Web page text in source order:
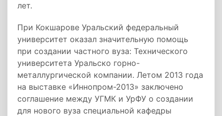
лет.
При Кокшарове Уральский федеральный
университет оказал значительную помощь
при создании частного вуза: Технического
университета Уральско горно-
металлургической компании. Летом 2013 года
на выставке «Иннопром-2013» заключено
соглашение между УГМК и УрФУ о создании
для нового вуза специальной кафедры